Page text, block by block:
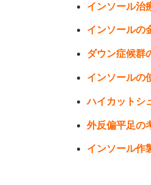
インソール治
インソールの
ダウン症候群
インソールの
ハイカットシ
外反偏平足の
インソール作